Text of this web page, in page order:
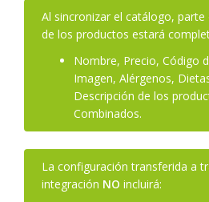
Al sincronizar el catálogo,
de los productos estará
Nombre, Precio, Código
Imagen, Alérgenos,
Descripción de los
Combinados.
La configuración transferida a
integración NO incluirá: